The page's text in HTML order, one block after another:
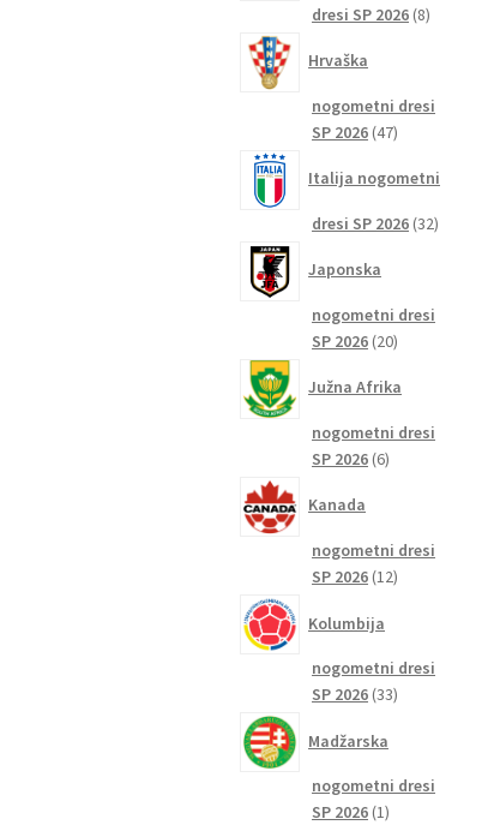
dresi SP 2026 88
Hrvaška
nogometni dresi
SP 2026 4747
Italija nogometni
dresi SP 2026 3232
Japonska
nogometni dresi
SP 2026 2020
Južna Afrika
nogometni dresi
SP 2026 66
Kanada
nogometni dresi
SP 2026 1212
Kolumbija
nogometni dresi
SP 2026 3333
Madžarska
nogometni dresi
SP 2026 11